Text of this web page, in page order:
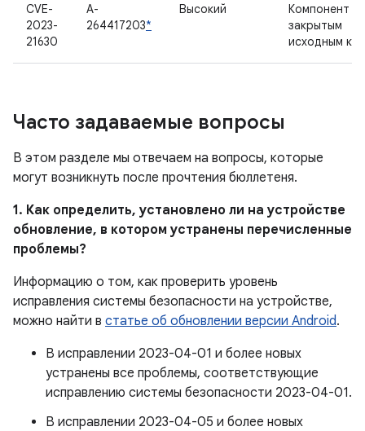
CVE-
2023-
21630
A-
264417203*
Высокий
Компонент с
закрытым
исходным
Часто задаваемые вопросы
В этом разделе мы отвечаем на вопросы, которые
могут возникнуть после прочтения бюллетеня.
1. Как определить, установлено ли на устройстве
обновление, в котором устранены перечисленные
проблемы?
Информацию о том, как проверить уровень
исправления системы безопасности на устройстве,
можно найти в статье об обновлении версии Android.
В исправлении 2023-04-01 и более новых
устранены все проблемы, соответствующие
исправлению системы безопасности 2023-04-01.
В исправлении 2023-04-05 и более новых